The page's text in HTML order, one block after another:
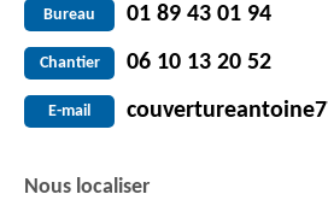
Bureau 01 89 43 01 94
Chantier 06 10 13 20 52
E-mail
Nous localiser